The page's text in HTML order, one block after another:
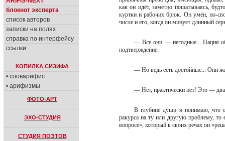
блокнот эксперта
список авторов
записки на полях
справка по интерфейсу
ссылки
КОПИЛКА СИЗИФА
• словарифис
• арифизмы
ФОТО-АРТ
ЭХО-СТУДИЯ
СТУДИЯ ПОЭТОВ
как он идёт, заметно пошатываясь,
куртки и рабочих брюк. Он умён, по-
числе и его, когда он минует длинный
— Все они — негодные... Нация
подтверждение.
— Но ведь есть достойные... Они
— Нет, практически нет! Это —
В глубине души я понимаю, что
ракурса на ту или другую проблему,
вопросе», который в своих речах он